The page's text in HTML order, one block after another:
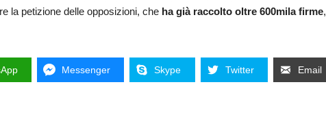
la petizione delle opposizioni, che ha già raccolto oltre 600mila firme,
Messenger Skype Twitter Email